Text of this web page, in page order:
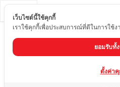
เว็บไซต์นี้ใช้คุกกี้
เราใช้คุกกี้เพื่อประสบการณ์ที่ดีในการใช้ง
ยอมรับทั้
ตั้งค่าคุ